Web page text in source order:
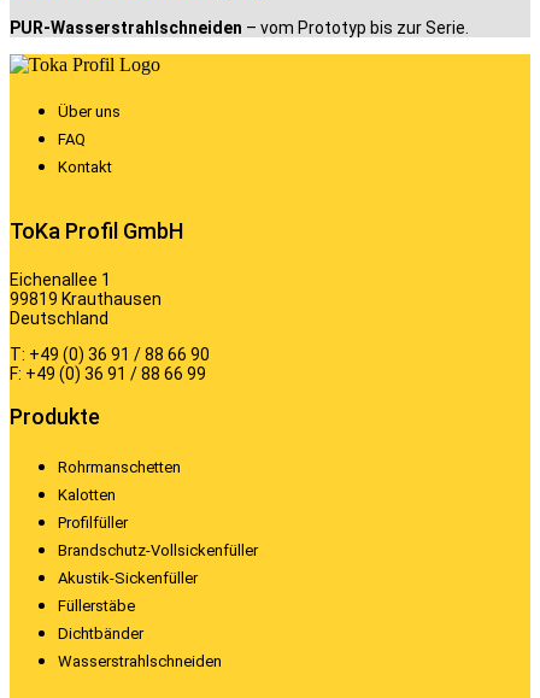
PUR-Wasserstrahlschneiden – vom Prototyp bis zur Serie.
Über uns
FAQ
Kontakt
ToKa Profil GmbH
Eichenallee 1
99819 Krauthausen
Deutschland
T: +49 (0) 36 91 / 88 66 90
F: +49 (0) 36 91 / 88 66 99
Produkte
Rohrmanschetten
Kalotten
Profilfüller
Brandschutz-Vollsickenfüller
Akustik-Sickenfüller
Füllerstäbe
Dichtbänder
Wasserstrahlschneiden